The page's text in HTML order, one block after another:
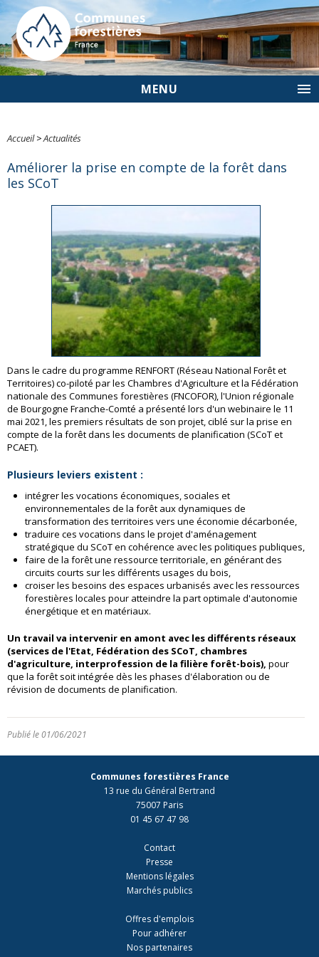
MENU
Accueil>Actualités
Améliorer la prise en compte de la forêt dans
les SCoT
Dans le cadre du programme RENFORT (Réseau National Forêt et
Territoires) co-piloté par les Chambres d'Agriculture et la Fédération
nationale des Communes forestières (FNCOFOR), l'Union régionale
de Bourgogne Franche-Comté a présenté lors d'un webinaire le 11
mai 2021, les premiers résultats de son projet, ciblé sur la prise en
compte de la forêt dans les documents de planification (SCoT et
PCAET).
Plusieurs leviers existent :
intégrer les vocations économiques, sociales et
environnementales de la forêt aux dynamiques de
transformation des territoires vers une économie décarbonée,
traduire ces vocations dans le projet d'aménagement
stratégique du SCoT en cohérence avec les politiques publiques,
faire de la forêt une ressource territoriale, en générant des
circuits courts sur les différents usages du bois,
croiser les besoins des espaces urbanisés avec les ressources
forestières locales pour atteindre la part optimale d'autonomie
énergétique et en matériaux.
Un travail va intervenir en amont avec les différents réseaux
(services de l'Etat, Fédération des SCoT, chambres
d'agriculture, interprofession de la filière forêt-bois), pour
que la forêt soit intégrée dès les phases d'élaboration ou de
révision de documents de planification.
Publié le 01/06/2021
Communes forestières France
13 rue du Général Bertrand
75007 Paris
01 45 67 47 98
Contact
Presse
Mentions légales
Marchés publics
Offres d'emplois
Pour adhérer
Nos partenaires